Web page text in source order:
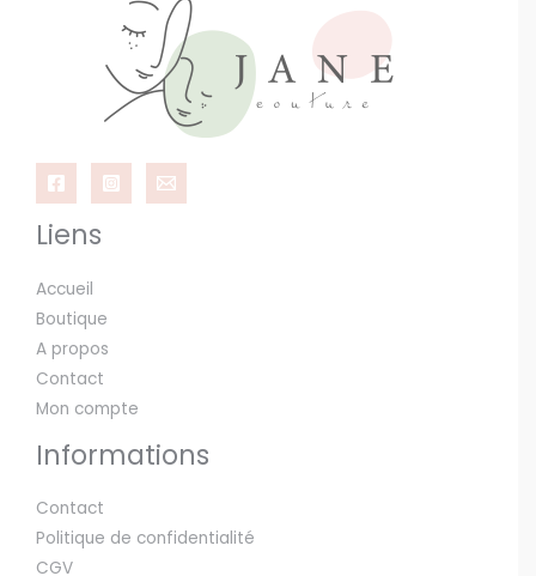
Liens
Accueil
Boutique
A propos
Contact
Mon compte
Informations
Contact
Politique de confidentialité
CGV